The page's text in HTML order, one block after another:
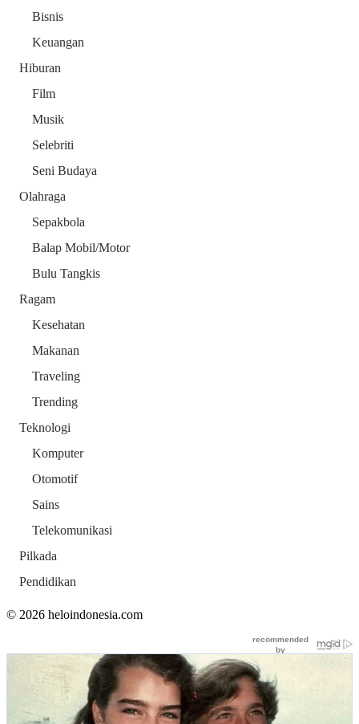
Bisnis
Keuangan
Hiburan
Film
Musik
Selebriti
Seni Budaya
Olahraga
Sepakbola
Balap Mobil/Motor
Bulu Tangkis
Ragam
Kesehatan
Makanan
Traveling
Trending
Teknologi
Komputer
Otomotif
Sains
Telekomunikasi
Pilkada
Pendidikan
© 2026 heloindonesia.com